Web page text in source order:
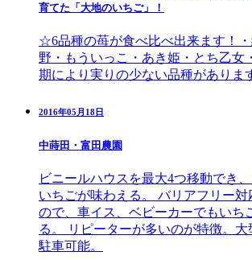
育てた「大地のいちご」！
☆6品種の苺が食べ比べ出来ます！
野・もういっこ・あき姫・とち乙
期により実りの少ない品種があり
2016年05月18日
中蒔田・富田農園
ビニールハウスを最大4つ移動でき
いちごが味わえる。 バリアフリー対
ので、車イス、ベビーカーでもいち
る。 リピーターが多いのが特徴。大
駐車可能。